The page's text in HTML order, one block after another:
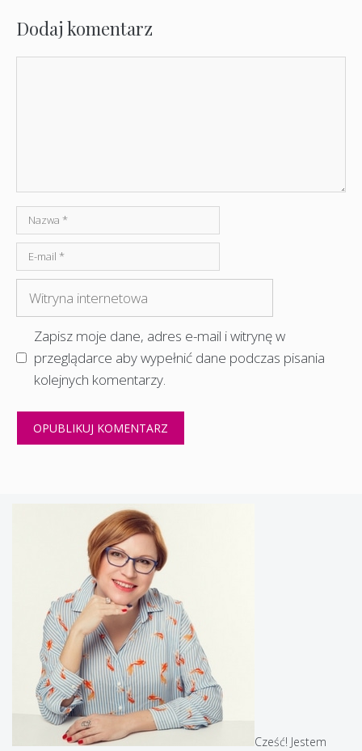
Dodaj komentarz
Nazwa
mail
internetowa
Zapisz moje dane, adres e-mail i witrynę w
przeglądarce aby wypełnić dane podczas pisania
kolejnych komentarzy.
Cześć! Jestem